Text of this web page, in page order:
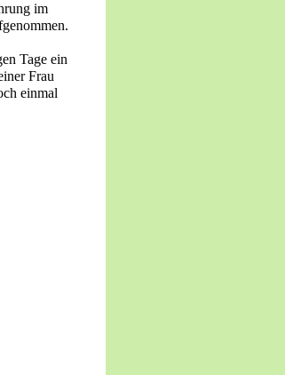
im
Tage ein
Frau
einmal